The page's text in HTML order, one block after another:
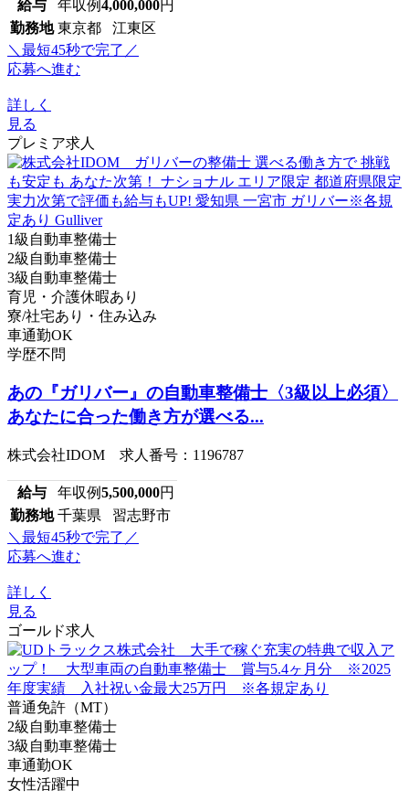
給与 年収例4,000,000円
勤務地 東京都 江東区
＼最短45秒で完了／
応募へ進む
詳しく
見る
プレミア求人
1級自動車整備士
2級自動車整備士
3級自動車整備士
育児・介護休暇あり
寮/社宅あり・住み込み
車通勤OK
学歴不問
あの『ガリバー』の自動車整備士〈3級以上必須〉
あなたに合った働き方が選べる...
株式会社IDOM 求人番号：1196787
給与 年収例5,500,000円
勤務地 千葉県 習志野市
＼最短45秒で完了／
応募へ進む
詳しく
見る
ゴールド求人
普通免許（MT）
2級自動車整備士
3級自動車整備士
車通勤OK
女性活躍中